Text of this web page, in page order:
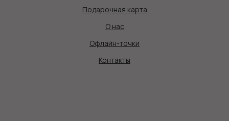
Контакты
Подарочная карта
О нас
Офлайн-точки